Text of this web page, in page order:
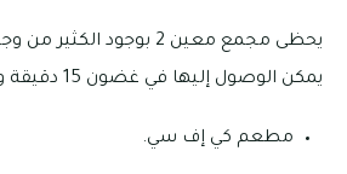
يحظى مجمع معين 2 بوجود
يمكن الوصول إليها في غضون 15 دقيقة وتتضمن ما يلي:
مطعم كي إف سي.